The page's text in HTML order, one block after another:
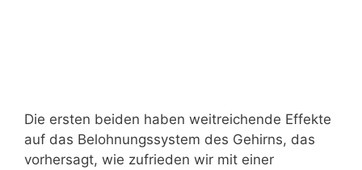
Die ersten beiden haben weitreichende Effekte
auf das Belohnungssystem des Gehirns, das
vorhersagt, wie zufrieden wir mit einer